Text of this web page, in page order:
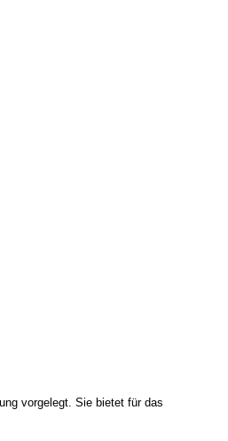
vorgelegt. Sie bietet für das